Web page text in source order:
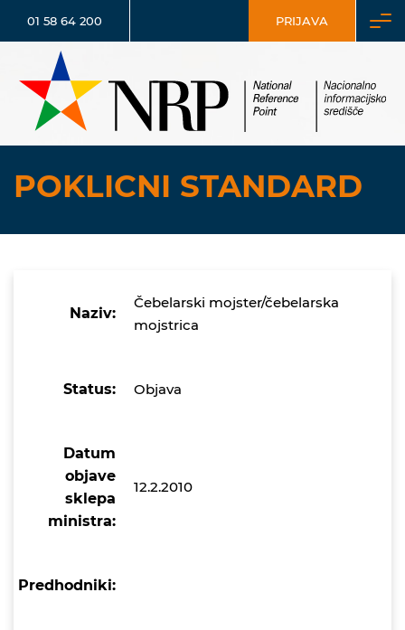
01 58 64 200 PRIJAVA
POKLICNI STANDARD
Naziv:
Čebelarski mojster/čebelarska
mojstrica
Status: Objava
Datum
objave
sklepa
ministra:
12.2.2010
Predhodniki: